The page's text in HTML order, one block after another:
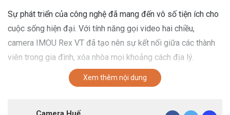
Sự phát triển của công nghệ đã mang đến vô số tiện ích cho
cuộc sống hiện đại. Với tính năng gọi video hai chiều,
camera IMOU Rex VT đã tạo nên sự kết nối giữa các thành
viên trong gia đình, xóa nhòa mọi khoảng cách địa lý.
Camera IMOU REX VThiện có 2 phiên bản: REX VT
2000mAh và bản
REX VT – IPC-S2VP-5M0WR
Xem thêm nội dung